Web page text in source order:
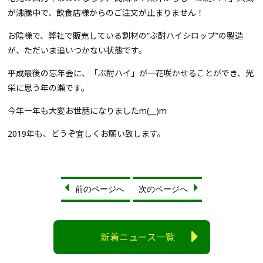
が沸騰中で、飲食店様からのご注文が止まりません！
お陰様で、弊社で販売している割材の”ぶ酎ハイシロップ”の製造
が、ただいま追いつかない状態です。
平成最後の忘年会に、「ぶ酎ハイ」が一花咲かせることができ、光
栄に思う年の瀬です。
今年一年も大変お世話になりましたm(__)m
2019年も、どうぞ宜しくお願い致します。
前のページへ 次のページへ
新着ニュース一覧